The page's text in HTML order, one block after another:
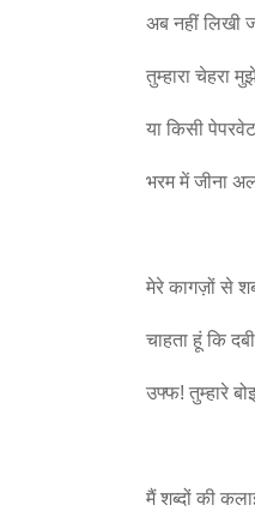
अब नहीं लिखी
तुम्हारा चेहरा
या किसी
भरम में जीना
मेरे कागज़ों से
चाहता हूं कि
उफ्फ! तुम्हारे
मैं शब्दों की